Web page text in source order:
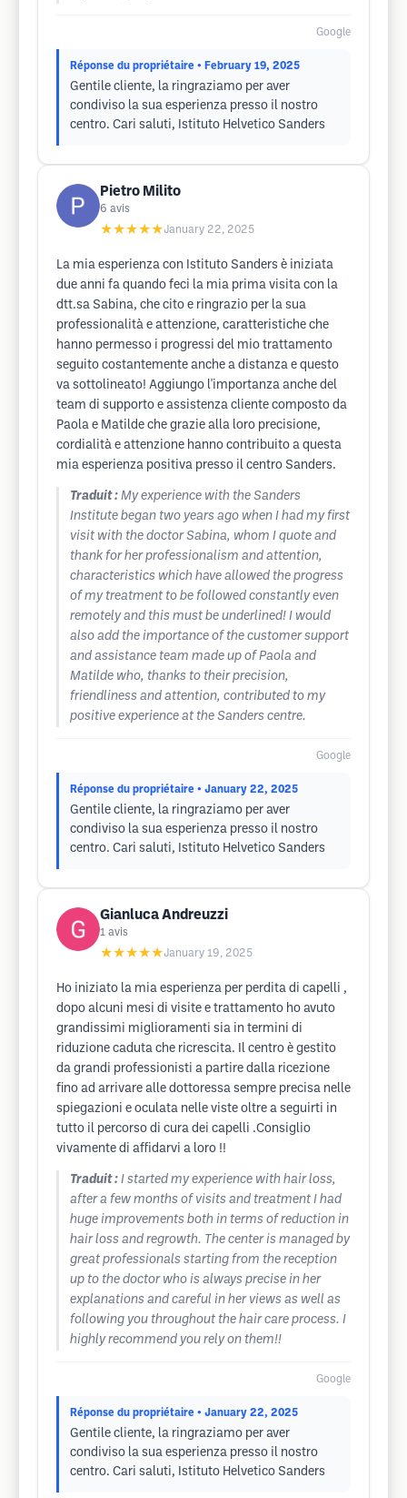
Google
Réponse du propriétaire • February 19, 2025
Gentile cliente, la ringraziamo per aver
condiviso la sua esperienza presso il nostro
centro. Cari saluti, Istituto Helvetico Sanders
Pietro Milito
6 avis
★★★★★January 22, 2025
La mia esperienza con Istituto Sanders è iniziata
due anni fa quando feci la mia prima visita con la
dtt.sa Sabina, che cito e ringrazio per la sua
professionalità e attenzione, caratteristiche che
hanno permesso i progressi del mio trattamento
seguito costantemente anche a distanza e questo
va sottolineato! Aggiungo l'importanza anche del
team di supporto e assistenza cliente composto da
Paola e Matilde che grazie alla loro precisione,
cordialità e attenzione hanno contribuito a questa
mia esperienza positiva presso il centro Sanders.
Traduit : My experience with the Sanders
Institute began two years ago when I had my first
visit with the doctor Sabina, whom I quote and
thank for her professionalism and attention,
characteristics which have allowed the progress
of my treatment to be followed constantly even
remotely and this must be underlined! I would
also add the importance of the customer support
and assistance team made up of Paola and
Matilde who, thanks to their precision,
friendliness and attention, contributed to my
positive experience at the Sanders centre.
Google
Réponse du propriétaire • January 22, 2025
Gentile cliente, la ringraziamo per aver
condiviso la sua esperienza presso il nostro
centro. Cari saluti, Istituto Helvetico Sanders
Gianluca Andreuzzi
1 avis
★★★★★January 19, 2025
Ho iniziato la mia esperienza per perdita di capelli ,
dopo alcuni mesi di visite e trattamento ho avuto
grandissimi miglioramenti sia in termini di
riduzione caduta che ricrescita. Il centro è gestito
da grandi professionisti a partire dalla ricezione
fino ad arrivare alle dottoressa sempre precisa nelle
spiegazioni e oculata nelle viste oltre a seguirti in
tutto il percorso di cura dei capelli .Consiglio
vivamente di affidarvi a loro !!
Traduit : I started my experience with hair loss,
after a few months of visits and treatment I had
huge improvements both in terms of reduction in
hair loss and regrowth. The center is managed by
great professionals starting from the reception
up to the doctor who is always precise in her
explanations and careful in her views as well as
following you throughout the hair care process. I
highly recommend you rely on them!!
Google
Réponse du propriétaire • January 22, 2025
Gentile cliente, la ringraziamo per aver
condiviso la sua esperienza presso il nostro
centro. Cari saluti, Istituto Helvetico Sanders